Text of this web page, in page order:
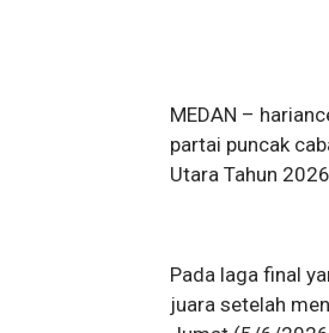
MEDAN –
partai puncak
Utara Tahun
Pada laga final
juara setelah